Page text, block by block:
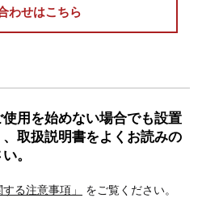
わせはこちら
用を始めない場合でも設置
取扱説明書をよくお読みの
。
する注意事項」 をご覧ください。